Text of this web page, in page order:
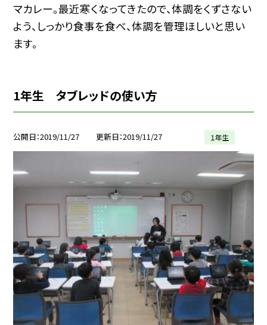
マカレー。最近寒くなってきたので、体調をくずさない
よう、しっかり食事を食べ、体調を管理ほしいと思い
ます。
1年生 タブレッドの使い方
公開日 2019/11/27 更新日 2019/11/27 １年生